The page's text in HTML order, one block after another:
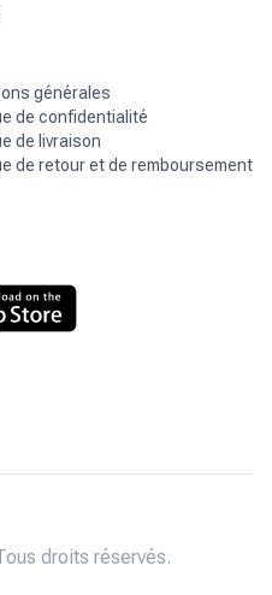
générales
de confidentialité
de livraison
de retour et de remboursement
droits réservés.